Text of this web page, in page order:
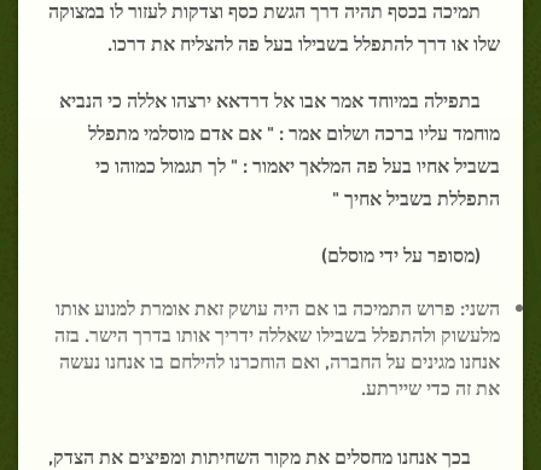
תמיכה בכסף תהיה דרך הגשת כסף וצדקות לעזור לו במצוקה
שלו או דרך להתפלל בשבילו בעל פה להצליח את דרכו.
בתפילה במיוחד אמר אבו אל דרדאא ירצהו אללה כי הנביא
מוחמד עליו ברכה ושלום אמר : " אם אדם מוסלמי מתפלל
בשביל אחיו בעל פה המלאך יאמור : " לך תגמול כמוהו כי
התפללת בשביל אחיך "
(מסופר על ידי מוסלם)
השני: פרוש התמיכה בו אם היה עושק זאת אומרת למנוע אותו
מלעשוק ולהתפלל בשבילו שאללה ידריך אותו בדרך הישר. בזה
אנחנו מגינים על החברה, ואם הוחכרנו להילחם בו אנחנו נעשה
את זה כדי שיירתע.
בכך אנחנו מחסלים את מקור השחיתות ומפיצים את הצדק,